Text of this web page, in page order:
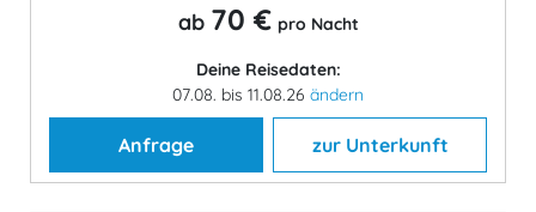
ab 70 € pro Nacht
Deine Reisedaten:
07.08. bis 11.08.26 ändern
Anfrage zur Unterkunft